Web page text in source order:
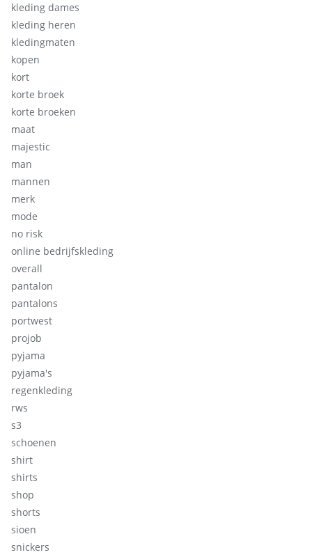
kleding dames
kleding heren
kledingmaten
kopen
kort
korte broek
korte broeken
maat
majestic
man
mannen
merk
mode
no risk
online bedrijfskleding
overall
pantalon
pantalons
portwest
projob
pyjama
pyjama's
regenkleding
rws
s3
schoenen
shirt
shirts
shop
shorts
sioen
snickers